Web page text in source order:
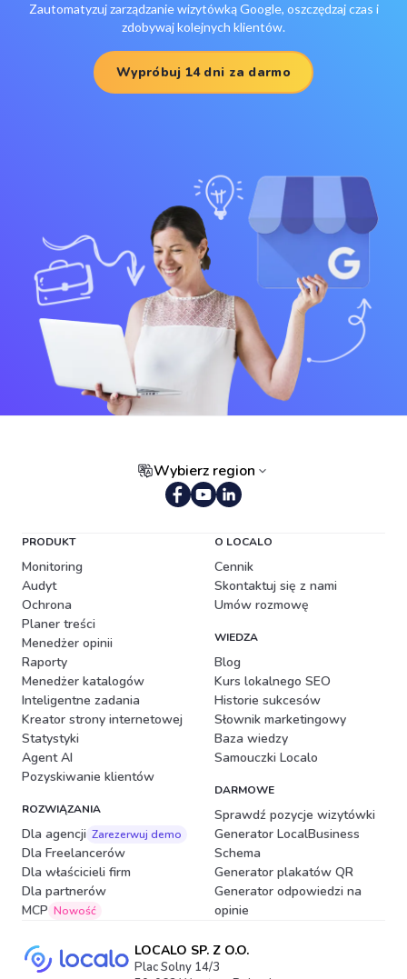
Zautomatyzuj zarządzanie wizytówką Google, oszczędzaj czas i
zdobywaj kolejnych klientów.
Wypróbuj 14 dni za darmo
Wybierz region
PRODUKT
Monitoring
Audyt
Ochrona
Planer treści
Menedżer opinii
Raporty
Menedżer katalogów
Inteligentne zadania
Kreator strony internetowej
Statystyki
Agent AI
Pozyskiwanie klientów
ROZWIĄZANIA
Dla agencji Zarezerwuj demo
Dla Freelancerów
Dla właścicieli firm
Dla partnerów
MCP Nowość
O LOCALO
Cennik
Skontaktuj się z nami
Umów rozmowę
WIEDZA
Blog
Kurs lokalnego SEO
Historie sukcesów
Słownik marketingowy
Baza wiedzy
Samouczki Localo
DARMOWE
Sprawdź pozycje wizytówki
Generator LocalBusiness
Schema
Generator plakatów QR
Generator odpowiedzi na
opinie
LOCALO SP. Z O.O.
Plac Solny 14/3